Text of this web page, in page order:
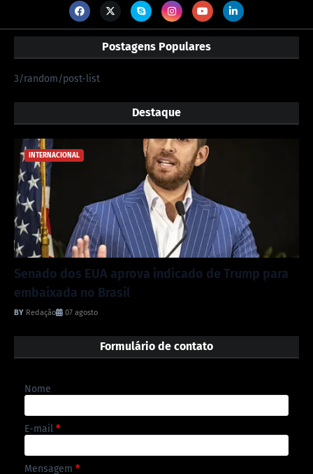
Postagens Populares
3/random/post-list
Destaque
INTERNACIONAL
Senado dos EUA aprova indicado de Trump para
embaixada no Brasil
Redação 07 agosto
Formulário de contato
Nome
E-mail *
Mensagem *